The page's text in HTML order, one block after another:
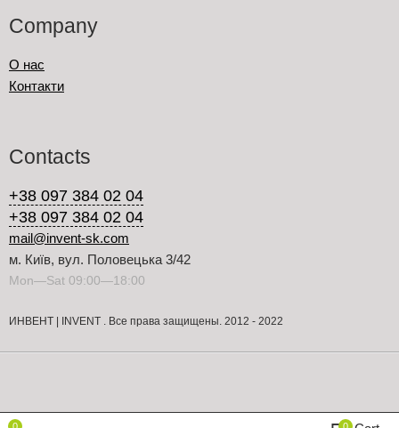
Company
О нас
Контакти
Contacts
+38 097 384 02 04
+38 097 384 02 04
mail@invent-sk.com
м. Київ, вул. Половецька 3/42
Mon—Sat 09:00—18:00
ИНВЕНТ | INVENT . Все права защищены. 2012 - 2022